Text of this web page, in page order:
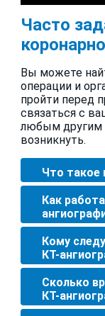
Часто
Вы можете
операции и
пройти перед
связаться с
любым другим
возникнуть.
Что такое
Как
Кому
КТ-
Сколько
КТ-